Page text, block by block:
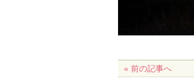
« 前の記事へ